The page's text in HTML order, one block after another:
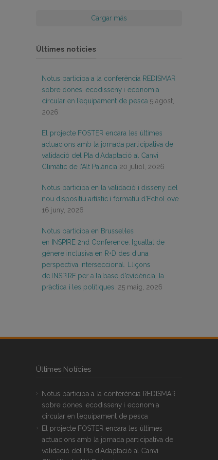
Cargar más
Últimes notícies
Notus participa a la conferència REDISMAR
sobre dones, ecodisseny i economia
circular en l’equipament de pesca 5 agost,
2026
El projecte FOSTER encara les últimes
actuacions amb la jornada participativa de
validació del Pla d’Adaptació al Canvi
Climàtic de l’Alt Palància 20 juliol, 2026
Notus participa en la validació i disseny del
nou dispositiu artístic i formatiu d’EchoLove
16 juny, 2026
Notus participa en Brussel·les
en INSPIRE 2nd Conference: Igualtat de
gènere inclusiva en R+D des d’una
perspectiva interseccional. Lliçons
de INSPIRE per a la base d’evidència, la
pràctica i les polítiques. 25 maig, 2026
Últimes Notícies
Notus participa a la conferència REDISMAR
sobre dones, ecodisseny i economia
circular en l’equipament de pesca
El projecte FOSTER encara les últimes
actuacions amb la jornada participativa de
validació del Pla d’Adaptació al Canvi